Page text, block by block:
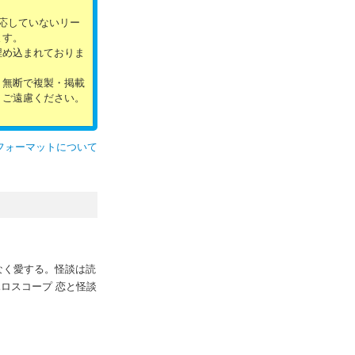
していないリー
。
込まれておりま
断で複製・掲載
遠慮ください。
ォーマットについて
愛する。怪談は読
スコープ 恋と怪談